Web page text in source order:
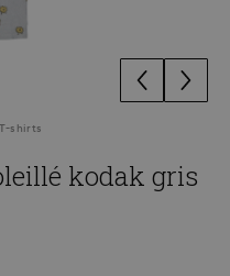
T-shirts
kodak gris